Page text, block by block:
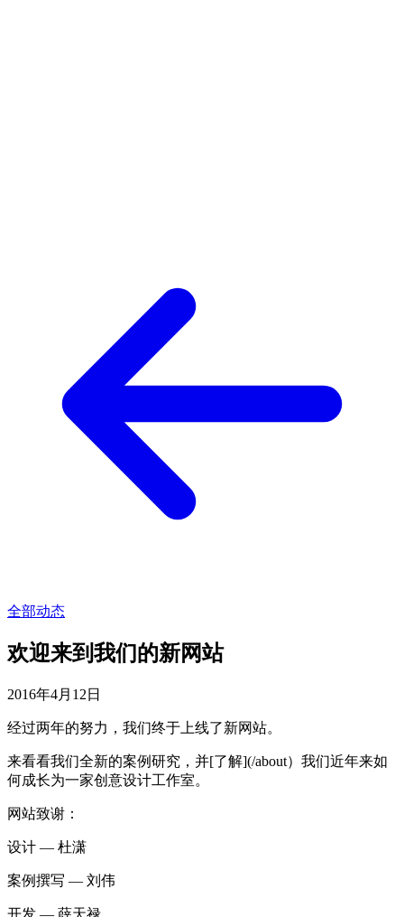
全部动态
欢迎来到我们的新网站
2016年4月12日
经过两年的努力，我们终于上线了新网站。
来看看我们全新的案例研究，并[了解](/about）我们近年来如
何成长为一家创意设计工作室。
网站致谢：
设计 — 杜潇
案例撰写 — 刘伟